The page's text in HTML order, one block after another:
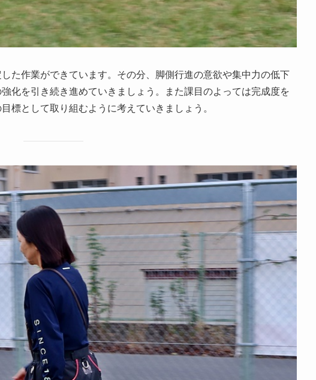
た作業ができています。その分、脚側行進の意欲や集中力の低下
化を引き続き進めていきましょう。また課目のよっては完成度を
標として取り組むように考えていきましょう。